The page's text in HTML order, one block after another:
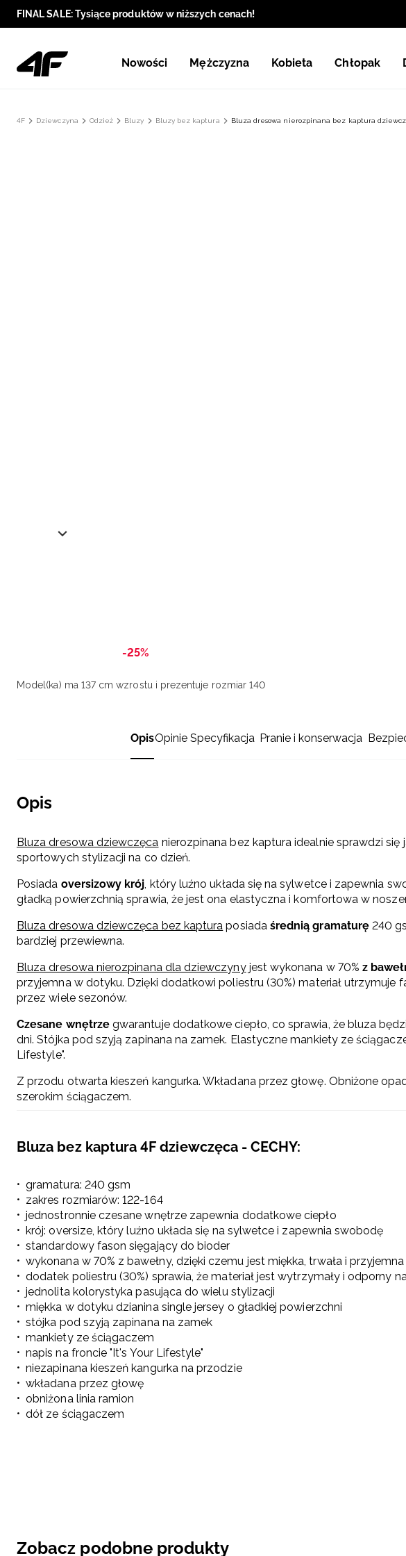
FINAL SALE: Tysiące produktów w niższych cenach!
Nowości Mężczyzna Kobieta Chłopak
4F Dziewczyna Odzież Bluzy Bluzy bez kaptura Bluza dresowa nierozpinana bez kaptura
-25%
Model(ka) ma 137 cm wzrostu i prezentuje rozmiar 140
OpisOpinie Specyfikacja Pranie i konserwacja
Opis
Bluza dresowa dziewczęca nierozpinana bez kaptura idealnie sprawdzi
sportowych stylizacji na co dzień.
Posiada oversizowy krój, który luźno układa się na sylwetce i zapewnia
gładką powierzchnią sprawia, że jest ona elastyczna i komfortowa w
Bluza dresowa dziewczęca bez kaptura posiada średnią gramaturę240
bardziej przewiewna.
Bluza dresowa nierozpinana dla dziewczynyjest wykonana w 70% z
przyjemna w dotyku. Dzięki dodatkowi poliestru (30%) materiał utrzymuje
przez wiele sezonów.
Czesane wnętrzegwarantuje dodatkowe ciepło, co sprawia, że bluza
dni. Stójka pod szyją zapinana na zamek. Elastyczne mankiety ze
Lifestyle".
Z przodu otwarta kieszeń kangurka. Wkładana przez głowę. Obniżone
szerokim ściągaczem.
Bluza bez kaptura 4F dziewczęca - CECHY:
gramatura: 240 gsm
zakres rozmiarów: 122-164
jednostronnie czesane wnętrze zapewnia dodatkowe ciepło
krój: oversize, który luźno układa się na sylwetce i zapewnia swobodę
standardowy fason sięgający do bioder
wykonana w 70% z bawełny, dzięki czemu jest miękka, trwała i
dodatek poliestru (30%) sprawia, że materiał jest wytrzymały i odporny
jednolita kolorystyka pasująca do wielu stylizacji
miękka w dotyku dzianina single jersey o gładkiej powierzchni
stójka pod szyją zapinana na zamek
mankiety ze ściągaczem
napis na froncie "It's Your Lifestyle"
niezapinana kieszeń kangurka na przodzie
wkładana przez głowę
obniżona linia ramion
dół ze ściągaczem
Zobacz podobne produkty